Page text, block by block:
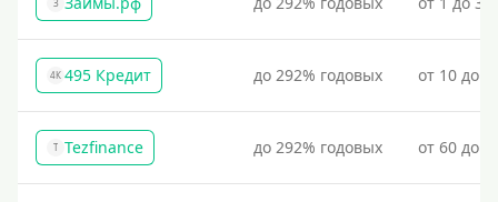
З
4К 495 Кредит до 292% годовых от 10 до
T Tezfinance до 292% годовых от 60 до